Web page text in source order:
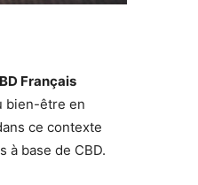
Français
bien-être en
ce contexte
à base de CBD.